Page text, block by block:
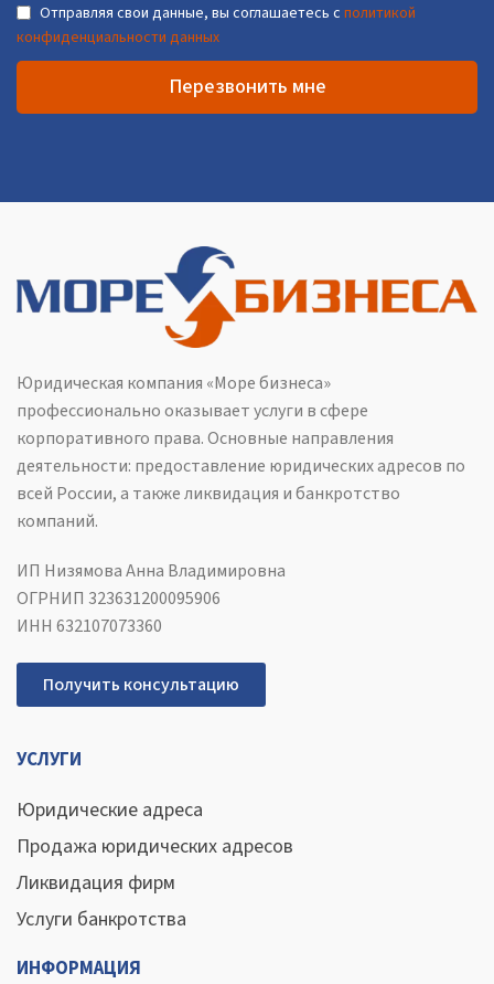
Отправляя свои данные, вы соглашаетесь сполитикой
конфиденциальности данных
Перезвонить мне
Юридическая компания «Море бизнеса»
профессионально оказывает услуги в сфере
корпоративного права. Основные направления
деятельности: предоставление юридических адресов по
всей России, а также ликвидация и банкротство
компаний.
ИП Низямова Анна Владимировна
ОГРНИП 323631200095906
ИНН 632107073360
Получить консультацию
УСЛУГИ
Юридические адреса
Продажа юридических адресов
Ликвидация фирм
Услуги банкротства
ИНФОРМАЦИЯ